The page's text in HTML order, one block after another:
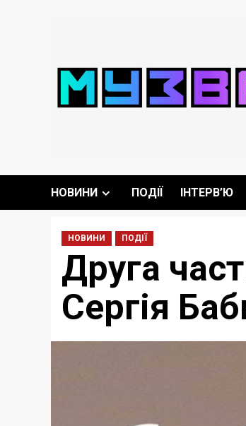
НОВИНИ ПОДІЇ ІНТЕРВ’Ю
НОВИНИ ПОДІЇ
Друга
Сергія